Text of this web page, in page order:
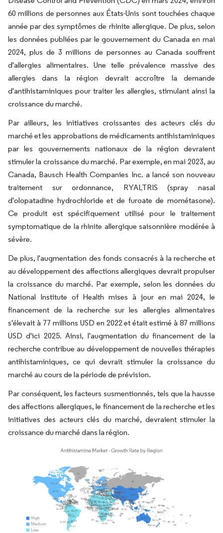
60 millions de personnes aux États-Unis sont touchées chaque
année par des symptômes de rhinite allergique. De plus, selon
les données publiées par le gouvernement du Canada en mai
2024, plus de 3 millions de personnes au Canada souffrent
d'allergies alimentaires. Une telle prévalence massive des
allergies dans la région devrait accroître la demande
d'antihistaminiques pour traiter les allergies, stimulant ainsi la
croissance du marché.
Par ailleurs, les initiatives croissantes des acteurs clés du
marché et les approbations de médicaments antihistaminiques
par les gouvernements nationaux de la région devraient
stimuler la croissance du marché. Par exemple, en mai 2023, au
Canada, Bausch Health Companies Inc. a lancé son nouveau
traitement sur ordonnance, RYALTRIS (spray nasal
d'olopatadine hydrochloride et de furoate de mométasone).
Ce produit est spécifiquement utilisé pour le traitement
symptomatique de la rhinite allergique saisonnière modérée à
sévère.
De plus, l'augmentation des fonds consacrés à la recherche et
au développement des affections allergiques devrait propulser
la croissance du marché. Par exemple, selon les données du
National Institute of Health mises à jour en mai 2024, le
financement de la recherche sur les allergies alimentaires
s'élevait à 77 millions USD en 2022 et était estimé à 87 millions
USD d'ici 2025. Ainsi, l'augmentation du financement de la
recherche contribue au développement de nouvelles thérapies
antihistaminiques, ce qui devrait stimuler la croissance du
marché au cours de la période de prévision.
Par conséquent, les facteurs susmentionnés, tels que la hausse
des affections allergiques, le financement de la recherche et les
initiatives des acteurs clés du marché, devraient stimuler la
croissance du marché dans la région.